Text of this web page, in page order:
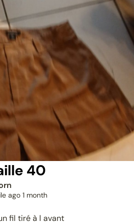
40
ago 1 month
fil tiré à l avant